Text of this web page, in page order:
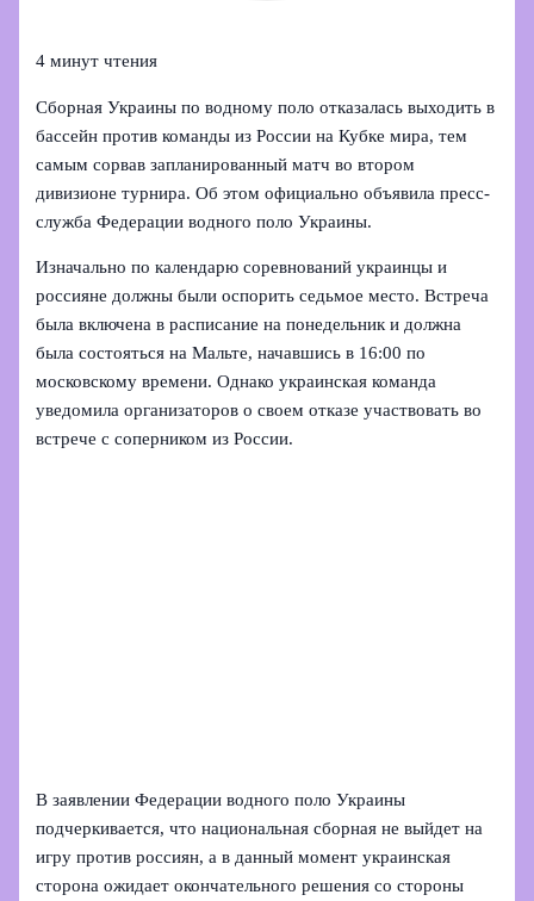
4 минут чтения
Сборная Украины по водному поло отказалась выходить в
бассейн против команды из России на Кубке мира, тем
самым сорвав запланированный матч во втором
дивизионе турнира. Об этом официально объявила пресс-
служба Федерации водного поло Украины.
Изначально по календарю соревнований украинцы и
россияне должны были оспорить седьмое место. Встреча
была включена в расписание на понедельник и должна
была состояться на Мальте, начавшись в 16:00 по
московскому времени. Однако украинская команда
уведомила организаторов о своем отказе участвовать во
встрече с соперником из России.
В заявлении Федерации водного поло Украины
подчеркивается, что национальная сборная не выйдет на
игру против россиян, а в данный момент украинская
сторона ожидает окончательного решения со стороны